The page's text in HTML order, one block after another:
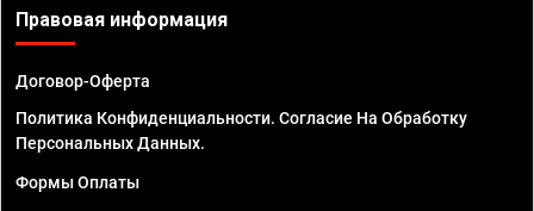
Правовая информация
Договор-Оферта
Политика Конфиденциальности. Согласие На Обработку
Персональных Данных.
Формы Оплаты